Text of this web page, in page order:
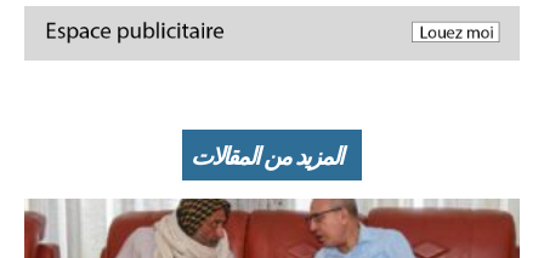
المزيد من المقالات